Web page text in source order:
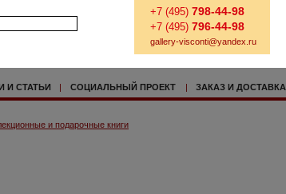
+7 (495) 798-44-98
+7 (495) 796-44-98
gallery-visconti@yandex.ru
И СТАТЬИ | СОЦИАЛЬНЫЙ ПРОЕКТ | ЗАКАЗ И ДОСТАВКА
и подарочные книги